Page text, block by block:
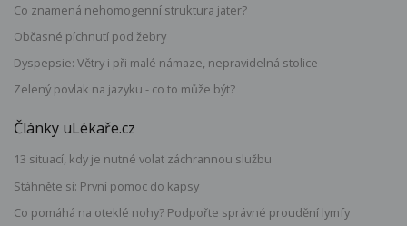
Co znamená nehomogenní struktura jater?
Občasné píchnutí pod žebry
Dyspepsie: Větry i při malé námaze, nepravidelná stolice
Zelený povlak na jazyku - co to může být?
Články uLékaře.cz
13 situací, kdy je nutné volat záchrannou službu
Stáhněte si: První pomoc do kapsy
Co pomáhá na oteklé nohy? Podpořte správné proudění lymfy